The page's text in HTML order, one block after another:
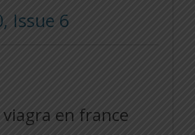
Issue 6
en france